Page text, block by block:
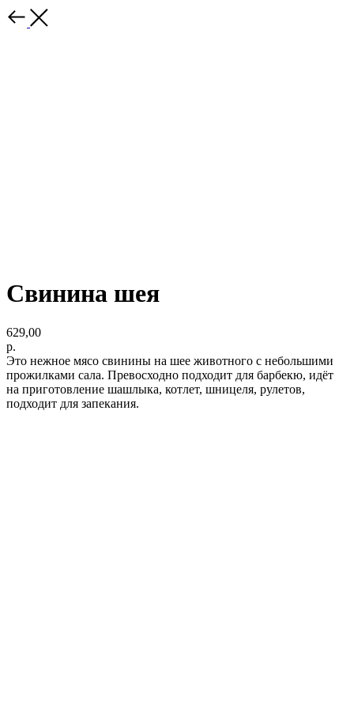
Свинина шея
629,00
р.
Это нежное мясо свинины на шее животного с небольшими
прожилками сала. Превосходно подходит для барбекю, идёт
на приготовление шашлыка, котлет, шницеля, рулетов,
подходит для запекания.